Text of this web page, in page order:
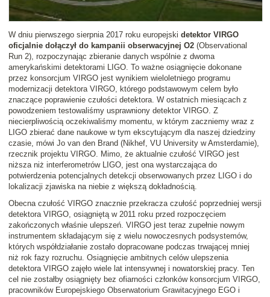
W dniu pierwszego sierpnia 2017 roku europejski detektor VIRGO
oficjalnie dołączył do kampanii obserwacyjnej O2 (Observational
Run 2), rozpoczynając zbieranie danych wspólnie z dwoma
amerykańskimi detektorami LIGO. To ważne osiągnięcie dokonane
przez konsorcjum VIRGO jest wynikiem wieloletniego programu
modernizacji detektora VIRGO, którego podstawowym celem było
znaczące poprawienie czułości detektora. W ostatnich miesiącach z
powodzeniem testowaliśmy usprawniony detektor VIRGO. Z
niecierpliwością oczekiwaliśmy momentu, w którym zaczniemy wraz z
LIGO zbierać dane naukowe w tym ekscytującym dla naszej dziedziny
czasie, mówi Jo van den Brand (Nikhef, VU University w Amsterdamie),
rzecznik projektu VIRGO. Mimo, że aktualnie czułość VIRGO jest
niższa niż interferometrów LIGO, jest ona wystarczająca do
potwierdzenia potencjalnych detekcji obserwowanych przez LIGO i do
lokalizacji zjawiska na niebie z większą dokładnością.
Obecna czułość VIRGO znacznie przekracza czułość poprzedniej wersji
detektora VIRGO, osiągniętą w 2011 roku przed rozpoczęciem
zakończonych właśnie ulepszeń. VIRGO jest teraz zupełnie nowym
instrumentem składającym się z wielu nowoczesnych podsystemów,
których współdziałanie zostało dopracowane podczas trwającej mniej
niż rok fazy rozruchu. Osiągnięcie ambitnych celów ulepszenia
detektora VIRGO zajęło wiele lat intensywnej i nowatorskiej pracy. Ten
cel nie zostałby osiągnięty bez ofiarności członków konsorcjum VIRGO,
pracowników Europejskiego Obserwatorium Grawitacyjnego EGO i